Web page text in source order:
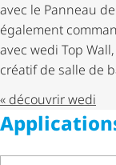
avec le Panneau
également
avec wedi Top
créatif de salle de
« découvrir wedi